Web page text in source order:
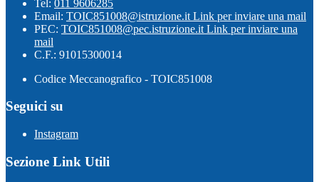
Tel: 011 9606285
Email: TOIC851008@istruzione.it Link per inviare una mail
PEC: TOIC851008@pec.istruzione.it Link per inviare una
mail
C.F.: 91015300014
Codice Meccanografico - TOIC851008
Seguici su
Instagram
Sezione Link Utili